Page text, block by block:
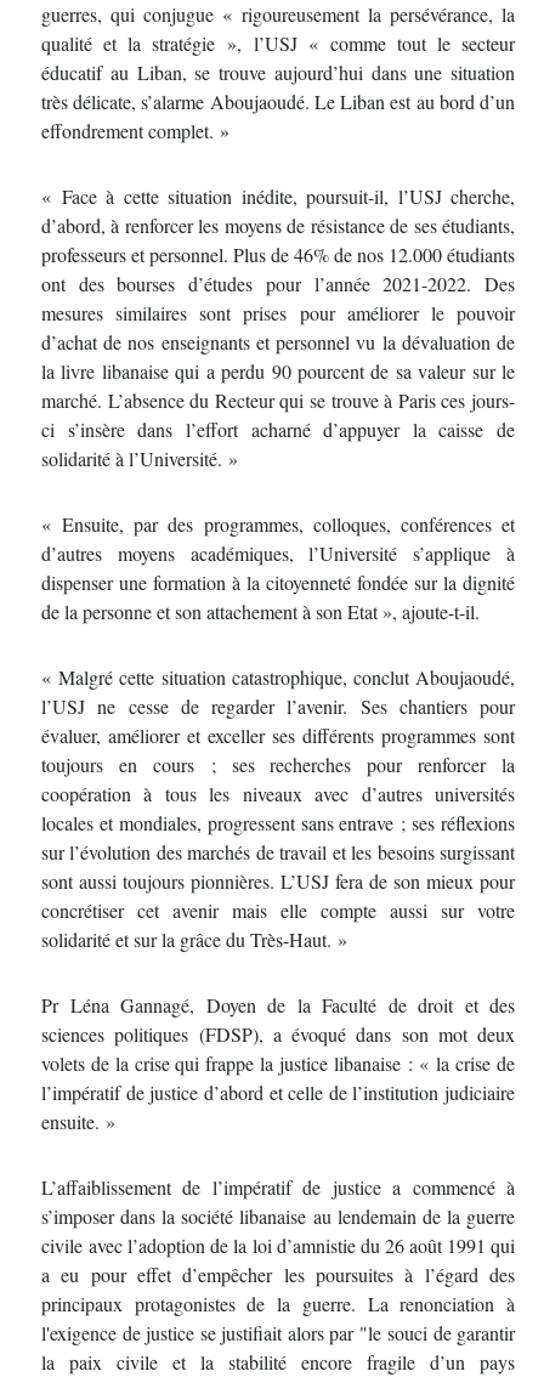
guerres, qui conjugue « rigoureusement la persévérance, la
qualité et la stratégie », l’USJ « comme tout le secteur
éducatif au Liban, se trouve aujourd’hui dans une situation
très délicate, s’alarme Aboujaoudé. Le Liban est au bord d’un
effondrement complet. »
« Face à cette situation inédite, poursuit-il, l’USJ cherche,
d’abord, à renforcer les moyens de résistance de ses étudiants,
professeurs et personnel. Plus de 46% de nos 12.000 étudiants
ont des bourses d’études pour l’année 2021-2022. Des
mesures similaires sont prises pour améliorer le pouvoir
d’achat de nos enseignants et personnel vu la dévaluation de
la livre libanaise qui a perdu 90 pourcent de sa valeur sur le
marché. L’absence du Recteur qui se trouve à Paris ces jours-
ci s’insère dans l’effort acharné d’appuyer la caisse de
solidarité à l’Université. »
« Ensuite, par des programmes, colloques, conférences et
d’autres moyens académiques, l’Université s’applique à
dispenser une formation à la citoyenneté fondée sur la dignité
de la personne et son attachement à son Etat », ajoute-t-il.
« Malgré cette situation catastrophique, conclut Aboujaoudé,
l’USJ ne cesse de regarder l’avenir. Ses chantiers pour
évaluer, améliorer et exceller ses différents programmes sont
toujours en cours ; ses recherches pour renforcer la
coopération à tous les niveaux avec d’autres universités
locales et mondiales, progressent sans entrave ; ses réflexions
sur l’évolution des marchés de travail et les besoins surgissant
sont aussi toujours pionnières. L’USJ fera de son mieux pour
concrétiser cet avenir mais elle compte aussi sur votre
solidarité et sur la grâce du Très-Haut. »
Pr Léna Gannagé, Doyen de la Faculté de droit et des
sciences politiques (FDSP), a évoqué dans son mot deux
volets de la crise qui frappe la justice libanaise : « la crise de
l’impératif de justice d’abord et celle de l’institution judiciaire
ensuite. »
L’affaiblissement de l’impératif de justice a commencé à
s’imposer dans la société libanaise au lendemain de la guerre
civile avec l’adoption de la loi d’amnistie du 26 août 1991 qui
a eu pour effet d’empêcher les poursuites à l’égard des
principaux protagonistes de la guerre. La renonciation à
l'exigence de justice se justifiait alors par "le souci de garantir
la paix civile et la stabilité encore fragile d’un pays